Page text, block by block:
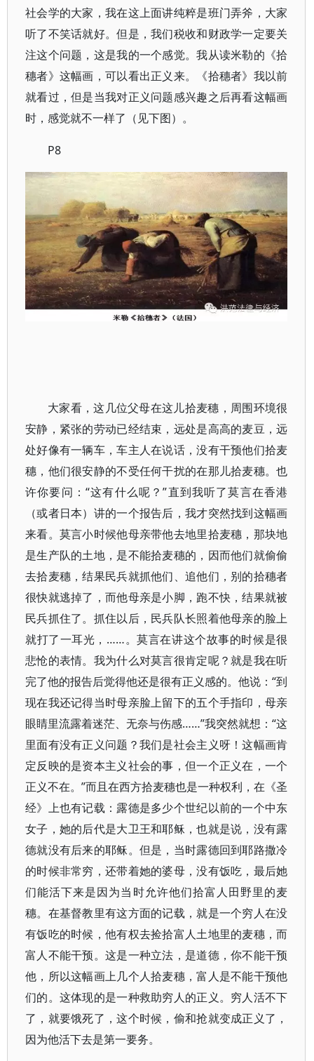
社会学的大家，我在这上面讲纯粹是班门弄斧，大家
听了不笑话就好。但是，我们税收和财政学一定要关
注这个问题，这是我的一个感觉。我从读米勒的《拾
穗者》这幅画，可以看出正义来。《拾穗者》我以前
就看过，但是当我对正义问题感兴趣之后再看这幅画
时，感觉就不一样了（见下图）。
P8
大家看，这几位父母在这儿拾麦穗，周围环境很
安静，紧张的劳动已经结束，远处是高高的麦豆，远
处好像有一辆车，车主人在说话，没有干预他们拾麦
穗，他们很安静的不受任何干扰的在那儿拾麦穗。也
许你要问：“这有什么呢？”直到我听了莫言在香港
（或者日本）讲的一个报告后，我才突然找到这幅画
来看。莫言小时候他母亲带他去地里拾麦穗，那块地
是生产队的土地，是不能拾麦穗的，因而他们就偷偷
去拾麦穗，结果民兵就抓他们、追他们，别的拾穗者
很快就逃掉了，而他母亲是小脚，跑不快，结果就被
民兵抓住了。抓住以后，民兵队长照着他母亲的脸上
就打了一耳光，……。莫言在讲这个故事的时候是很
悲怆的表情。我为什么对莫言很肯定呢？就是我在听
完了他的报告后觉得他还是很有正义感的。他说：“到
现在我还记得当时母亲脸上留下的五个手指印，母亲
眼睛里流露着迷茫、无奈与伤感……”我突然就想：“这
里面有没有正义问题？我们是社会主义呀！这幅画肯
定反映的是资本主义社会的事，但一个正义在，一个
正义不在。”而且在西方拾麦穗也是一种权利，在《圣
经》上也有记载：露德是多少个世纪以前的一个中东
女子，她的后代是大卫王和耶稣，也就是说，没有露
德就没有后来的耶稣。但是，当时露德回到耶路撒冷
的时候非常穷，还带着她的婆母，没有饭吃，最后她
们能活下来是因为当时允许他们拾富人田野里的麦
穗。在基督教里有这方面的记载，就是一个穷人在没
有饭吃的时候，他有权去捡拾富人土地里的麦穗，而
富人不能干预。这是一种立法，是道德，你不能干预
他，所以这幅画上几个人拾麦穗，富人是不能干预他
们的。这体现的是一种救助穷人的正义。穷人活不下
了，就要饿死了，这个时候，偷和抢就变成正义了，
因为他活下去是第一要务。